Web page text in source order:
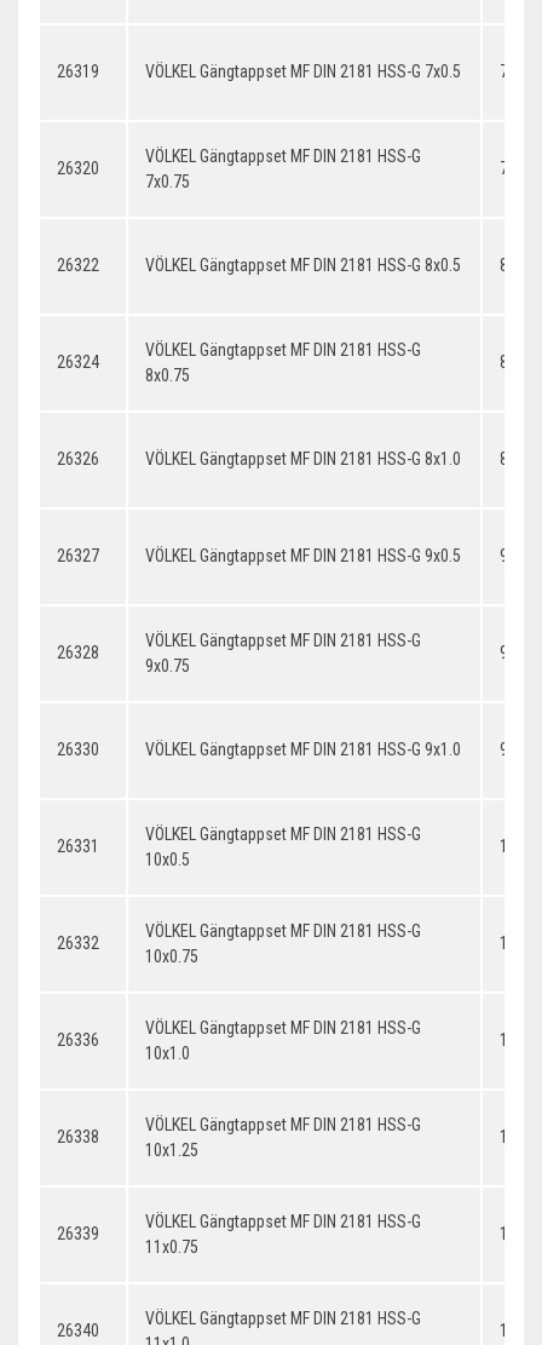
26319 VÖLKEL Gängtappset MF DIN 2181 HSS-G 7x0.5 7x0.5
26320
VÖLKEL Gängtappset MF DIN 2181 HSS-G
7x0.75
26322 VÖLKEL Gängtappset MF DIN 2181 HSS-G 8x0.5 8x0.5
26324
VÖLKEL Gängtappset MF DIN 2181 HSS-G
8x0.75
26326 VÖLKEL Gängtappset MF DIN 2181 HSS-G 8x1.0 8x1.0
26327 VÖLKEL Gängtappset MF DIN 2181 HSS-G 9x0.5 9x0.5
26328
VÖLKEL Gängtappset MF DIN 2181 HSS-G
9x0.75
26330 VÖLKEL Gängtappset MF DIN 2181 HSS-G 9x1.0 9x1.0
26331
VÖLKEL Gängtappset MF DIN 2181 HSS-G
10x0.5
26332
VÖLKEL Gängtappset MF DIN 2181 HSS-G
10x0.75
26336
VÖLKEL Gängtappset MF DIN 2181 HSS-G
10x1.0
26338
VÖLKEL Gängtappset MF DIN 2181 HSS-G
10x1.25
26339
VÖLKEL Gängtappset MF DIN 2181 HSS-G
11x0.75
26340
VÖLKEL Gängtappset MF DIN 2181 HSS-G